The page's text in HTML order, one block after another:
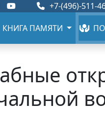
+7-(496)-511-
КНИГА ПАМЯТИ